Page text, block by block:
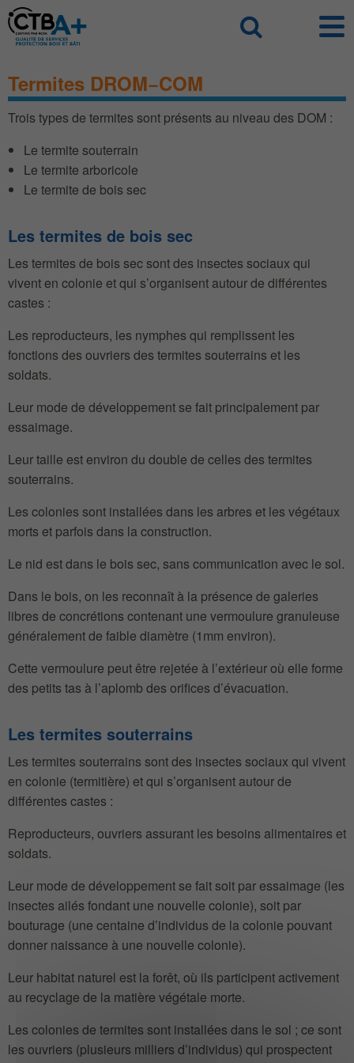
Panneau de gestion des cookies
Termites DROM−COM
Trois types de termites sont présents au niveau des DOM :
Le termite souterrain
Le termite arboricole
Le termite de bois sec
Les termites de bois sec
Les termites de bois sec sont des insectes sociaux qui
vivent en colonie et qui s’organisent autour de différentes
castes :
Les reproducteurs, les nymphes qui remplissent les
fonctions des ouvriers des termites souterrains et les
soldats.
Leur mode de développement se fait principalement par
essaimage.
Leur taille est environ du double de celles des termites
souterrains.
Les colonies sont installées dans les arbres et les végétaux
morts et parfois dans la construction.
Le nid est dans le bois sec, sans communication avec le sol.
Dans le bois, on les reconnaît à la présence de galeries
libres de concrétions contenant une vermoulure granuleuse
généralement de faible diamètre (1mm environ).
Cette vermoulure peut être rejetée à l’extérieur où elle forme
des petits tas à l’aplomb des orifices d’évacuation.
Les termites souterrains
Les termites souterrains sont des insectes sociaux qui vivent
en colonie (termitière) et qui s’organisent autour de
différentes castes :
Reproducteurs, ouvriers assurant les besoins alimentaires et
soldats.
Leur mode de développement se fait soit par essaimage (les
insectes ailés fondant une nouvelle colonie), soit par
bouturage (une centaine d’individus de la colonie pouvant
donner naissance à une nouvelle colonie).
Leur habitat naturel est la forêt, où ils participent activement
au recyclage de la matière végétale morte.
Les colonies de termites sont installées dans le sol ; ce sont
les ouvriers (plusieurs milliers d’individus) qui prospectent